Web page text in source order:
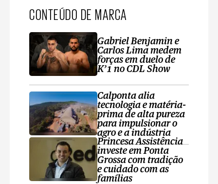
CONTEÚDO DE MARCA
Gabriel Benjamin e
Carlos Lima medem
forças em duelo de
K’1 no CDL Show
Calponta alia
tecnologia e matéria-
prima de alta pureza
para impulsionar o
agro e a indústria
Princesa Assistência
investe em Ponta
Grossa com tradição
e cuidado com as
famílias